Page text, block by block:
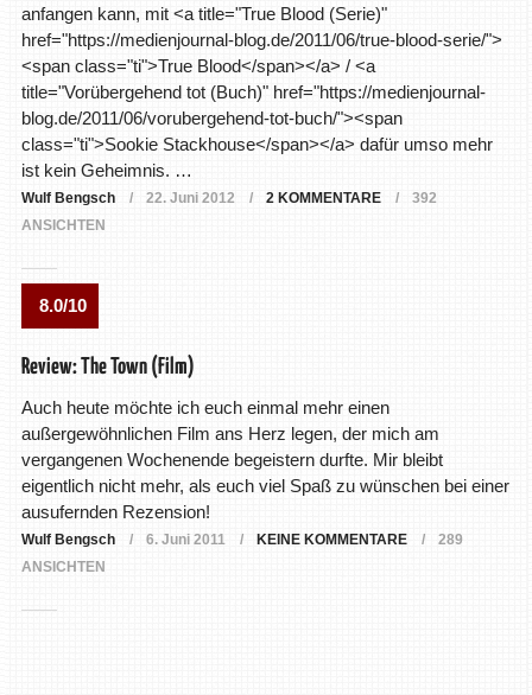
anfangen kann, mit <a title="True Blood (Serie)"
href="https://medienjournal-blog.de/2011/06/true-blood-serie/">
<span class="ti">True Blood</span></a> / <a
title="Vorübergehend tot (Buch)" href="https://medienjournal-
blog.de/2011/06/vorubergehend-tot-buch/"><span
class="ti">Sookie Stackhouse</span></a> dafür umso mehr
ist kein Geheimnis. …
Wulf Bengsch 22. Juni 2012 2 KOMMENTARE
392
ANSICHTEN
8.0/10
Review: The Town (Film)
Auch heute möchte ich euch einmal mehr einen
außergewöhnlichen Film ans Herz legen, der mich am
vergangenen Wochenende begeistern durfte. Mir bleibt
eigentlich nicht mehr, als euch viel Spaß zu wünschen bei einer
ausufernden Rezension!
Wulf Bengsch 6. Juni 2011 KEINE KOMMENTARE
289
ANSICHTEN